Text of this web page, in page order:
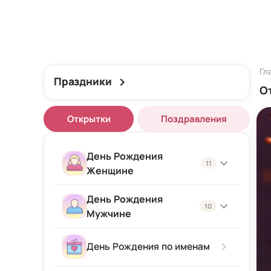
Праздники
Открытки Поздравления
День Рождения
Женщине
11
Женщине
Подруге
Девушке
День Рождения
Мужчине
10
Мужчине
День Рождения по именам